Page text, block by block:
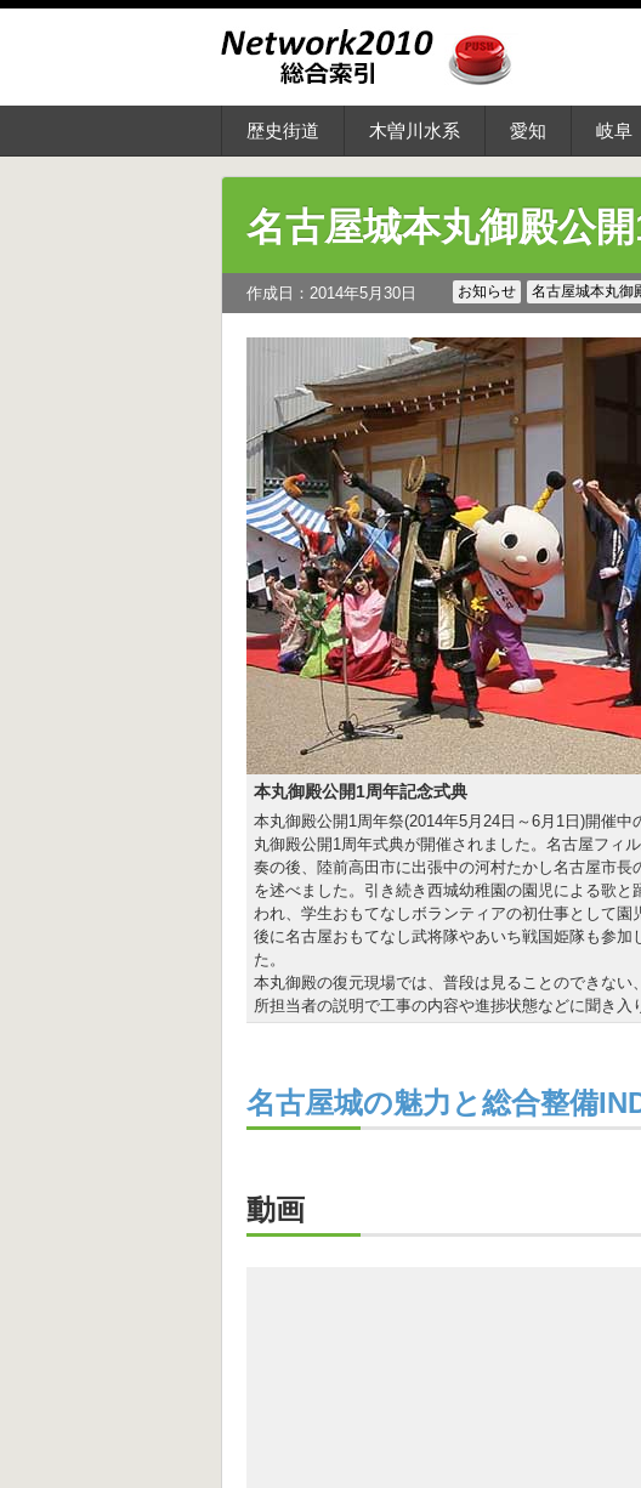
歴史街道 木曽川水系 愛知 岐阜
名古屋城本丸御殿公
作成日：2014年5月30日 お知らせ 名古屋城本丸御
本丸御殿公開1周年記念式典
本丸御殿公開1周年祭(2014年5月24日～6月1日)開催
丸御殿公開1周年式典が開催されました。名古屋フィ
奏の後、陸前高田市に出張中の河村たかし名古屋市
を述べました。引き続き西城幼稚園の園児による歌
われ、学生おもてなしボランティアの初仕事として
後に名古屋おもてなし武将隊やあいち戦国姫隊も参
た。
本丸御殿の復元現場では、普段は見ることのできな
所担当者の説明で工事の内容や進捗状態などに聞き入
名古屋城の魅力と総合整備
動画